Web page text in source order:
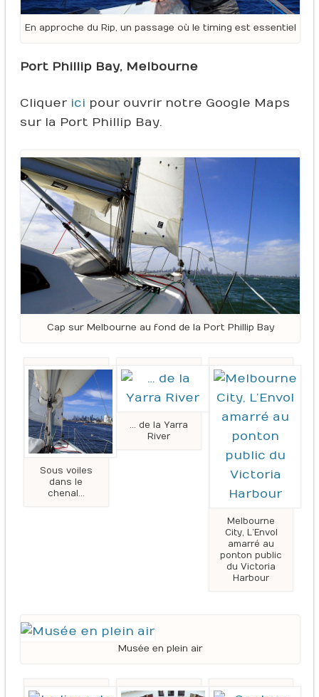
En approche du Rip, un passage où le timing est essentiel
Port Phillip Bay, Melbourne
Cliquer ici pour ouvrir notre Google Maps
sur la Port Phillip Bay.
Cap sur Melbourne au fond de la Port Phillip Bay
Sous voiles
dans le
chenal…
… de la Yarra
River
Melbourne
City, L’Envol
amarré au
ponton public
du Victoria
Harbour
Musée en plein air